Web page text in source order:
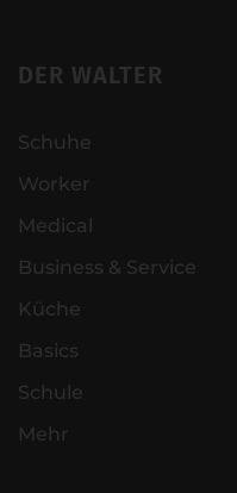
DER WALTER
Schuhe
Worker
Medical
Business & Service
Küche
Basics
Schule
Mehr